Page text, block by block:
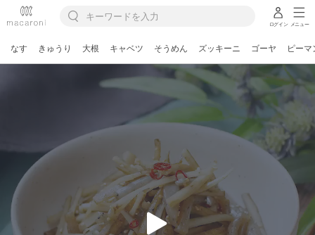
ログイン メニュー
なす きゅうり 大根 キャベツ そうめん ズッキーニ ゴーヤ ピーマ